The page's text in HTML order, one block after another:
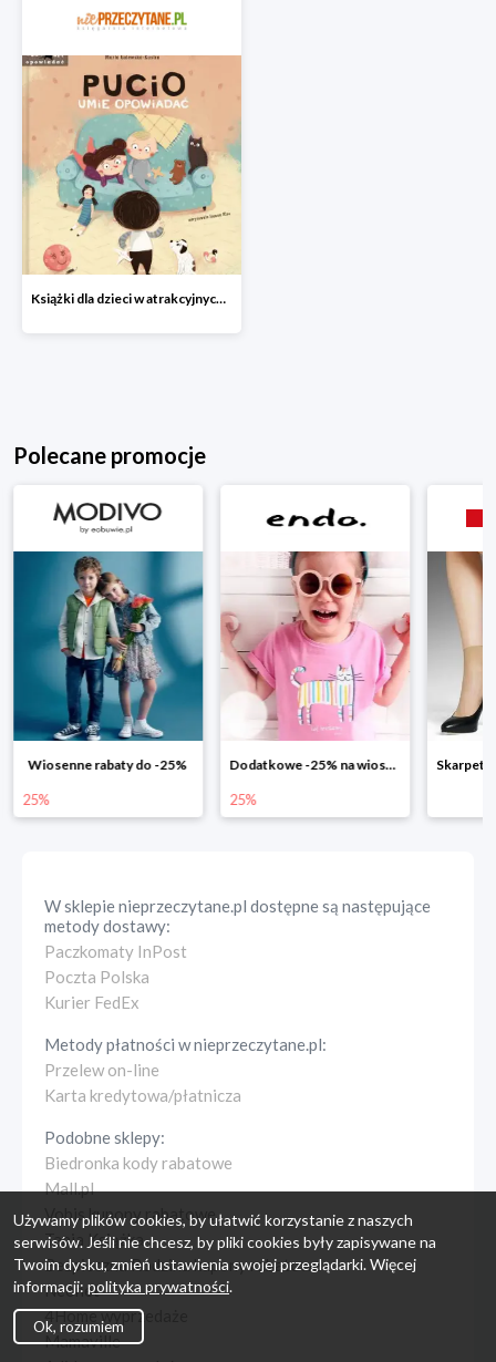
Książki dla dzieci w atrakcyjnych cenach
Polecane promocje
Dodatkowe -25% na wiosenne nowości
25%
Skarpetki Marylin - Promocja 4+1
W sklepienieprzeczytane.pl dostępne są następujące
metody dostawy:
Paczkomaty InPost
Poczta Polska
Kurier FedEx
Metody płatności wnieprzeczytane.pl:
Przelew on-line
Karta kredytowa/płatnicza
Podobne sklepy:
Biedronka kody rabatowe
Mall.pl
Vobis kupony rabatowe
Tania Książka
Bezpieczna Rodzina kupony rabatowe
Neonet
4Home wyprzedaże
Mamaville
Używamy plików cookies, by ułatwić korzystanie z naszych
serwisów. Jeśli nie chcesz, by pliki cookies były zapisywane na
Twoim dysku, zmień ustawienia swojej przeglądarki. Więcej
informacji: polityka prywatności.
Ok, rozumiem